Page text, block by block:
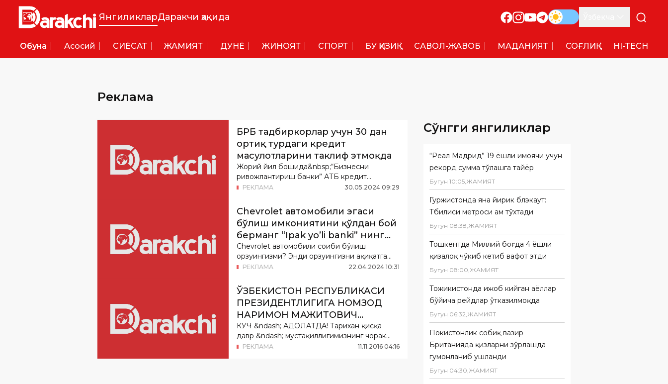
ЯнгиликларДаракчи ҳақида
Обуна Асосий СИËСАТ ЖАМИЯТ ДУНË ЖИНОЯТ СПОРТ БУ ҚИЗИҚ САВОЛ-ЖАВОБ МАДАНИЯТ СОҒЛИҚ HI-TECH
Реклама
РЕКЛАМА 30.05.2024 09:29
БРБ тадбиркорлар учун 30 дан
ортиқ турдаги кредит
маҳсулотларини таклиф этмоқда
Жорий йил бошида&nbsp;“Бизнесни
ривожлантириш банки” АТБ кредит
маҳсулотларидан фойдаланув...
РЕКЛАМА 22.04.2024 10:31
Chevrolet автомобили эгаси
бўлиш имкониятини қўлдан бой
берманг “Ipak yo’li banki” нинг
махсус фақат сиз учун эксклюзив
таклифидан фойдаланинг!
Chevrolet автомобили соҳиби бўлиш
орзуингизми? Энди орзуингизни ҳақиқатга
айлантиришингиз...
РЕКЛАМА 11.11.2016 04:16
ЎЗБЕКИСТОН РЕСПУБЛИКАСИ
ПРЕЗИДЕНТЛИГИГА НОМЗОД
НАРИМОН МАЖИТОВИЧ
УМАРОВНИНГ ДАСТУРИ
КУЧ &ndash; АДОЛАТДА! Тарихан қисқа
давр &ndash; мустақиллигимизнинг чорак
асри давомид...
Сўнгги янгиликлар
“Реал Мадрид” 19 ёшли ҳимоячи учун
рекорд сумма тўлашга тайёр
Бугун 10:05,ЖАМИЯТ
Гуржистонда яна йирик блэкаут:
Тбилиси метроси ҳам тўхтади
Бугун 08:38,ЖАМИЯТ
Тошкентда Миллий боғда 4 ёшли
қизалоқ чўкиб кетиб вафот этди
Бугун 08:00,ЖАМИЯТ
Тожикистонда ҳижоб кийган аёллар
бўйича рейдлар ўтказилмоқда
Бугун 06:32,ЖАМИЯТ
Покистонлик собиқ вазир
Британияда қизларни зўрлашда
гумонланиб ушланди
Бугун 04:30,ЖАМИЯТ